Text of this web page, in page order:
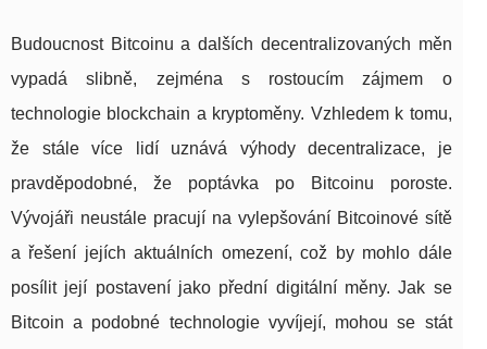
Budoucnost Bitcoinu a dalších decentralizovaných měn
vypadá slibně, zejména s rostoucím zájmem o
technologie blockchain a kryptoměny. Vzhledem k tomu,
že stále více lidí uznává výhody decentralizace, je
pravděpodobné, že poptávka po Bitcoinu poroste.
Vývojáři neustále pracují na vylepšování Bitcoinové sítě
a řešení jejích aktuálních omezení, což by mohlo dále
posílit její postavení jako přední digitální měny. Jak se
Bitcoin a podobné technologie vyvíjejí, mohou se stát